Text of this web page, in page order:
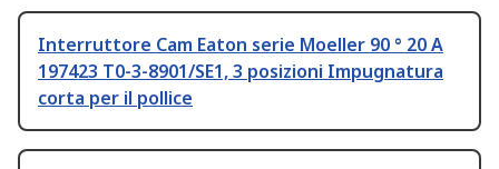
Interruttore Cam Eaton serie Moeller 90 ° 20 A
197423 T0-3-8901/SE1, 3 posizioni Impugnatura
corta per il pollice